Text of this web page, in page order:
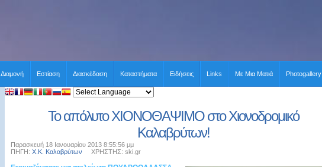
Διαμονή Εστίαση Διασκέδαση Καταστήματα Ειδήσεις Links Με Μια Ματιά Photogallery
Το απόλυτο ΧΙΟΝΟΘΑΨΙΜΟ στο Χιονοδρομικό
Καλαβρύτων!
Παρασκευή 18 Ιανουαρίου 2013 8:55:56 μμ
ΠΗΓΗ: Χ.Κ. Καλαβρύτων ΧΡΗΣΤΗΣ: ski.gr